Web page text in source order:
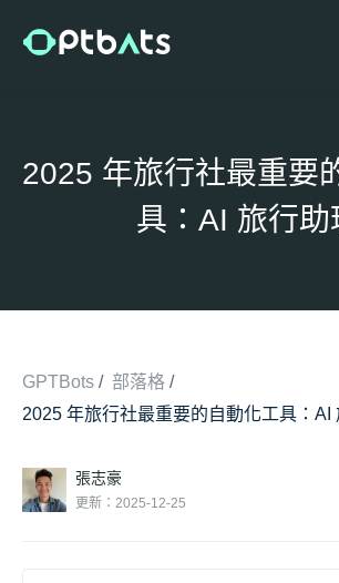
2025 年旅行社最重要
具：AI 旅行助
GPTBots / 部落格 /
2025 年旅行社最重要的自動化工具：AI
張志豪
更新：2025-12-25